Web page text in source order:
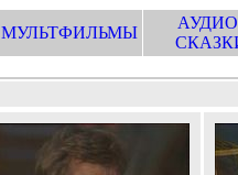
МУЛЬТФИЛЬМЫ